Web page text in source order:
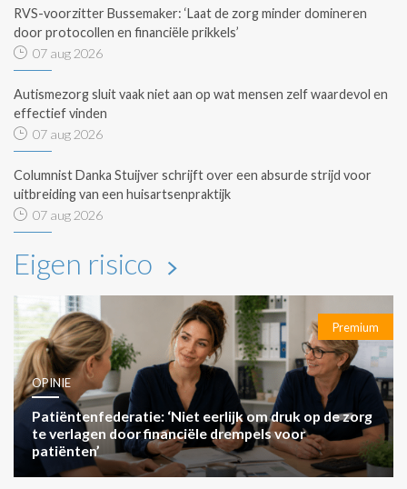
RVS-voorzitter Bussemaker: ‘Laat de zorg minder domineren
door protocollen en financiële prikkels’
07 aug 2026
Autismezorg sluit vaak niet aan op wat mensen zelf waardevol en
effectief vinden
07 aug 2026
Columnist Danka Stuijver schrijft over een absurde strijd voor
uitbreiding van een huisartsenpraktijk
07 aug 2026
Eigen risico
Premium
OPINIE
Patiëntenfederatie: ‘Niet eerlijk om druk op de zorg
te verlagen door financiële drempels voor
patiënten’